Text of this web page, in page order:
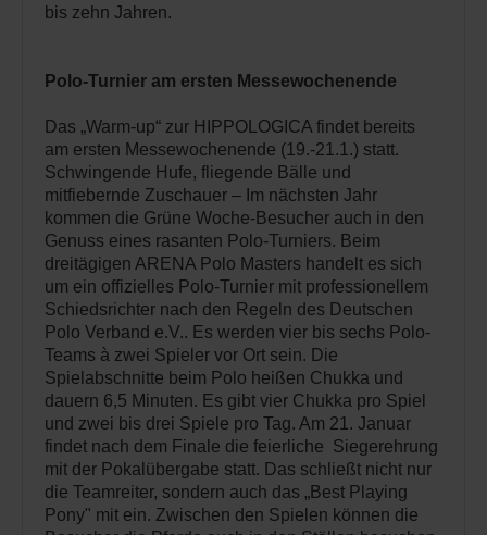
bis zehn Jahren.
Polo-Turnier am ersten Messewochenende
Das „Warm-up“ zur HIPPOLOGICA findet bereits
am ersten Messewochenende (19.-21.1.) statt.
Schwingende Hufe, fliegende Bälle und
mitfiebernde Zuschauer – Im nächsten Jahr
kommen die Grüne Woche-Besucher auch in den
Genuss eines rasanten Polo-Turniers. Beim
dreitägigen ARENA Polo Masters handelt es sich
um ein offizielles Polo-Turnier mit professionellem
Schiedsrichter nach den Regeln des Deutschen
Polo Verband e.V.. Es werden vier bis sechs Polo-
Teams à zwei Spieler vor Ort sein. Die
Spielabschnitte beim Polo heißen Chukka und
dauern 6,5 Minuten. Es gibt vier Chukka pro Spiel
und zwei bis drei Spiele pro Tag. Am 21. Januar
findet nach dem Finale die feierliche Siegerehrung
mit der Pokalübergabe statt. Das schließt nicht nur
die Teamreiter, sondern auch das „Best Playing
Pony" mit ein. Zwischen den Spielen können die